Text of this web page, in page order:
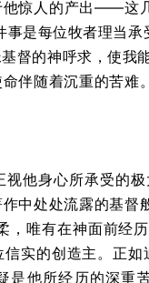
他惊人的产出——这
事是每位牧者理当
督的神呼求，使我
伴随着沉重的苦难
他身心所承受的
中处处流露的基
，唯有在神面前经
实的创造主。正
是他所经历的深重